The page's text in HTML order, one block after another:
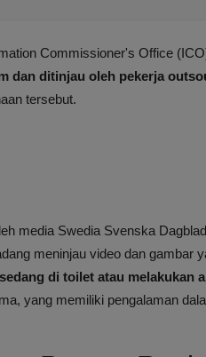
Commissioner's Office
dan ditinjau oleh pekerja
tersebut.
media Swedia Svenska
meninjau video dan gambar
di toilet atau melakukan
yang memiliki pengalaman